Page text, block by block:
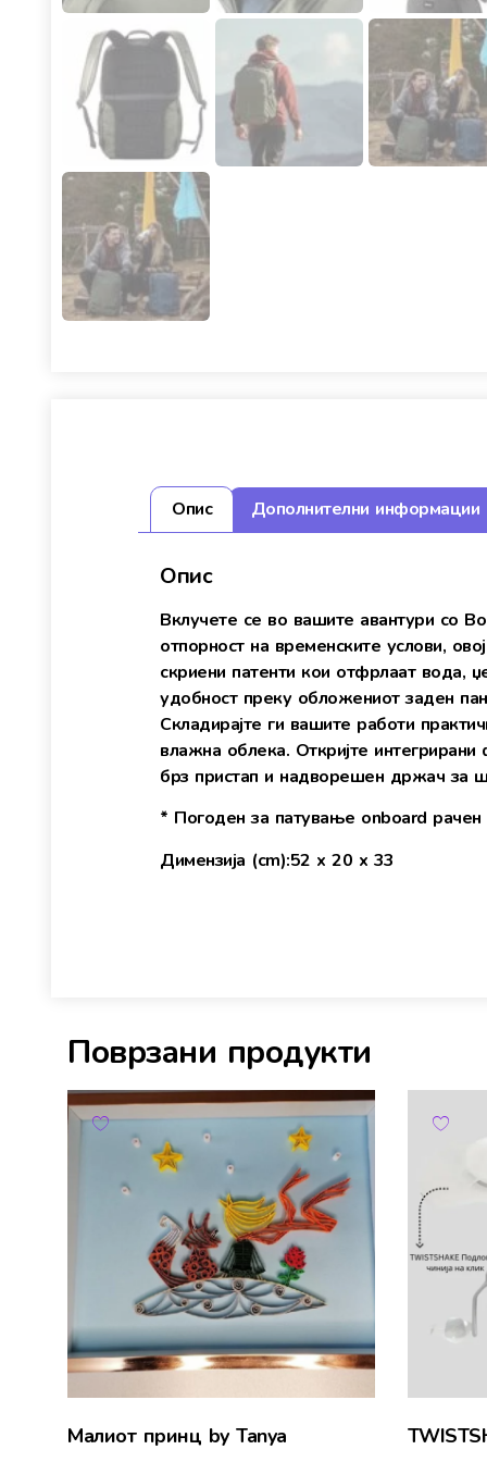
Опис Дополнителни информации
Опис
Вклучете се во вашите авантури со
отпорност на временските услови,
скриени патенти кои отфрлаат вода,
удобност преку обложениот заден
Складирајте ги вашите работи
влажна облека. Откријте
брз пристап и надворешен држач за
* Погоден за патување onboard
Димензија (cm):52 x 20 x 33
Поврзани продукти
Малиот принц by Tanya